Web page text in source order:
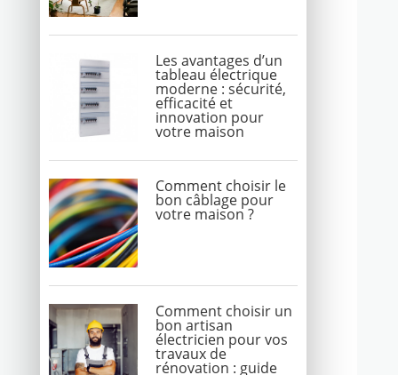
Les avantages d’un
tableau électrique
moderne : sécurité,
efficacité et
innovation pour
votre maison
Comment choisir le
bon câblage pour
votre maison ?
Comment choisir un
bon artisan
électricien pour vos
travaux de
rénovation : guide